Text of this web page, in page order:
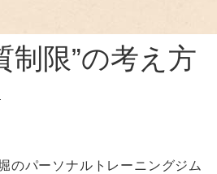
制限”の考え方
のパーソナルトレーニングジム